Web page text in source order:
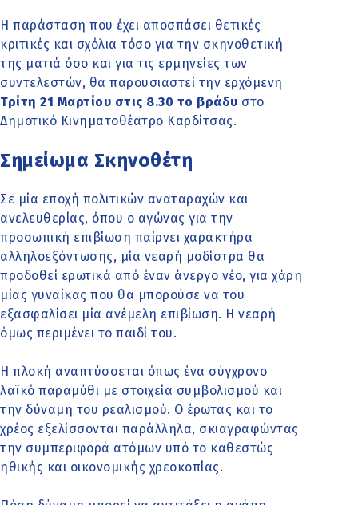
Η παράσταση που έχει αποσπάσει θετικές
κριτικές και σχόλια τόσο για την σκηνοθετική
της ματιά όσο και για τις ερμηνείες των
συντελεστών, θα παρουσιαστεί την ερχόμενη
Τρίτη 21 Μαρτίου στις 8.30 το βράδυ στο
Δημοτικό Κινηματοθέατρο Καρδίτσας.
Σημείωμα Σκηνοθέτη
Σε μία εποχή πολιτικών αναταραχών και
ανελευθερίας, όπου ο αγώνας για την
προσωπική επιβίωση παίρνει χαρακτήρα
αλληλοεξόντωσης, μία νεαρή μοδίστρα θα
προδοθεί ερωτικά από έναν άνεργο νέο, για χάρη
μίας γυναίκας που θα μπορούσε να του
εξασφαλίσει μία ανέμελη επιβίωση. Η νεαρή
όμως περιμένει το παιδί του.
Η πλοκή αναπτύσσεται όπως ένα σύγχρονο
λαϊκό παραμύθι με στοιχεία συμβολισμού και
την δύναμη του ρεαλισμού. Ο έρωτας και το
χρέος εξελίσσονται παράλληλα, σκιαγραφώντας
την συμπεριφορά ατόμων υπό το καθεστώς
ηθικής και οικονομικής χρεοκοπίας.